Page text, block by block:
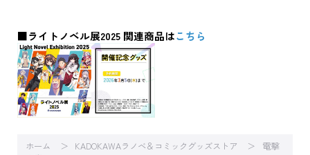
■ライトノベル展2025 関連商品はこちら
ホーム KADOKAWAラノベ＆コミックグッズストア
電撃